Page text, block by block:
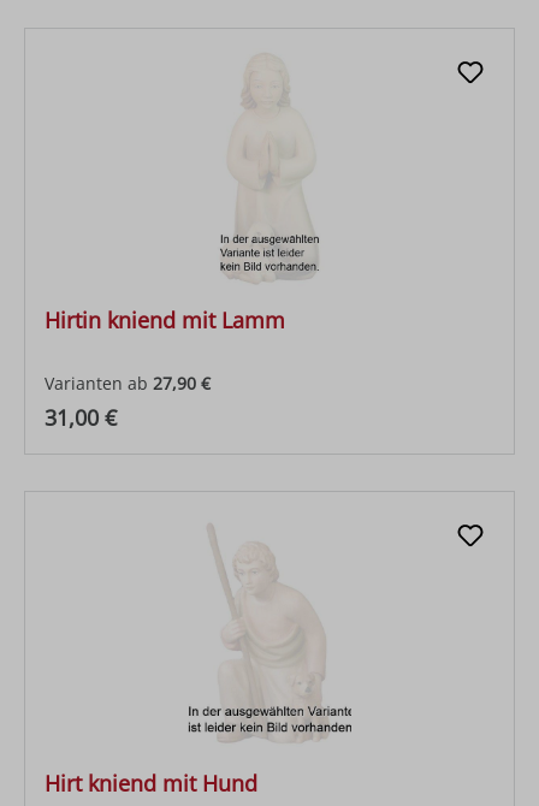
Hirtin kniend mit Lamm
Varianten ab 27,90 €
Regulärer Preis:
31,00 €
Hirt kniend mit Hund